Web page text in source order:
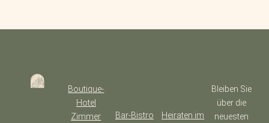
Boutique-
Hotel
Zimmer
Bar-Bistro
Heiraten im
Bleiben Sie
über die
neuesten